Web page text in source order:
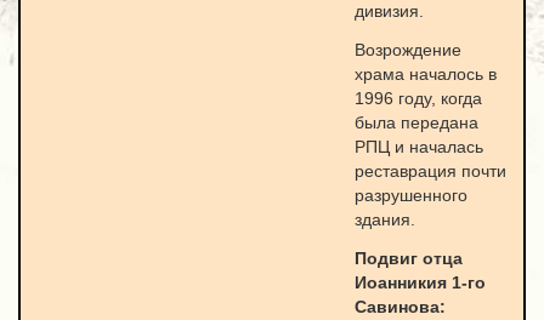
дивизия.
Возрождение
храма началось в
1996 году, когда
была передана
РПЦ и началась
реставрация почти
разрушенного
здания.
Подвиг отца
Иоанникия 1-го
Савинова: